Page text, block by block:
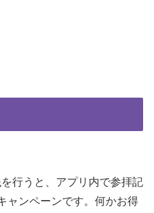
行うと、アプリ内で参拝記
ャンペーンです。何かお得